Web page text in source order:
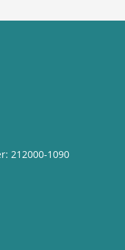
212000-1090